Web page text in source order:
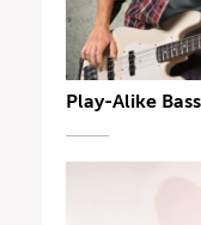
Play-Alike